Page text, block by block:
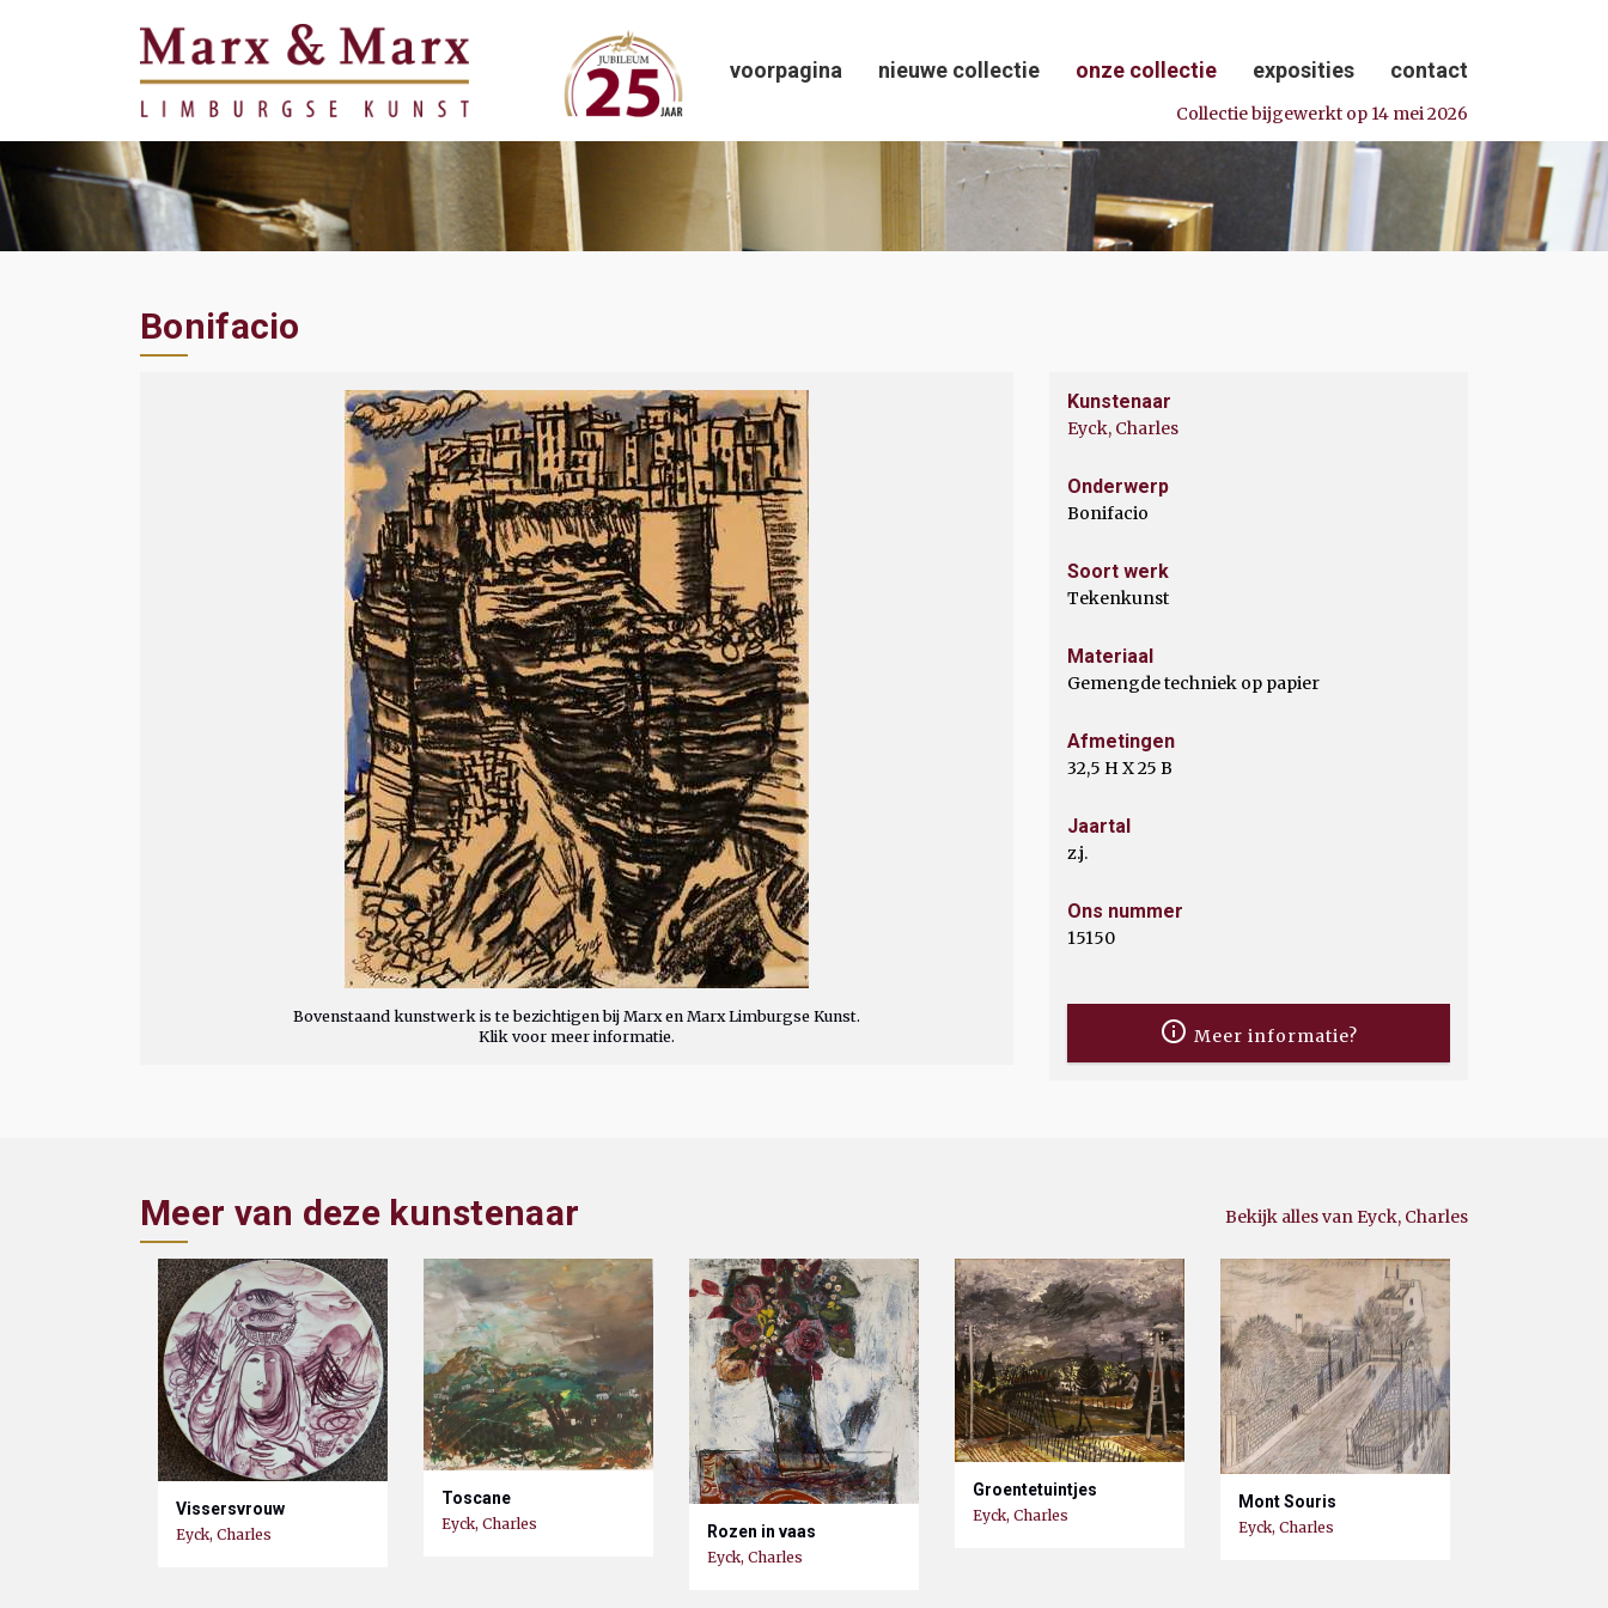
Collectie bijgewerkt op 14 mei 2026
voorpagina nieuwe collectie onze collectie exposities contact
Bonifacio
Bovenstaand kunstwerk is te bezichtigen bij Marx en Marx Limburgse Kunst.
Klik voor meer informatie.
Kunstenaar
Eyck, Charles
Onderwerp
Bonifacio
Soort werk
Tekenkunst
Materiaal
Gemengde techniek op papier
Afmetingen
32,5 H X 25 B
Jaartal
z.j.
Ons nummer
15150
Meer informatie?
Meer van deze kunstenaar Bekijk alles van Eyck, Charles
Vissersvrouw
Eyck, Charles
Toscane
Eyck, Charles Rozen in vaas
Eyck, Charles
Groentetuintjes
Eyck, Charles
Mont Souris
Eyck, Charles